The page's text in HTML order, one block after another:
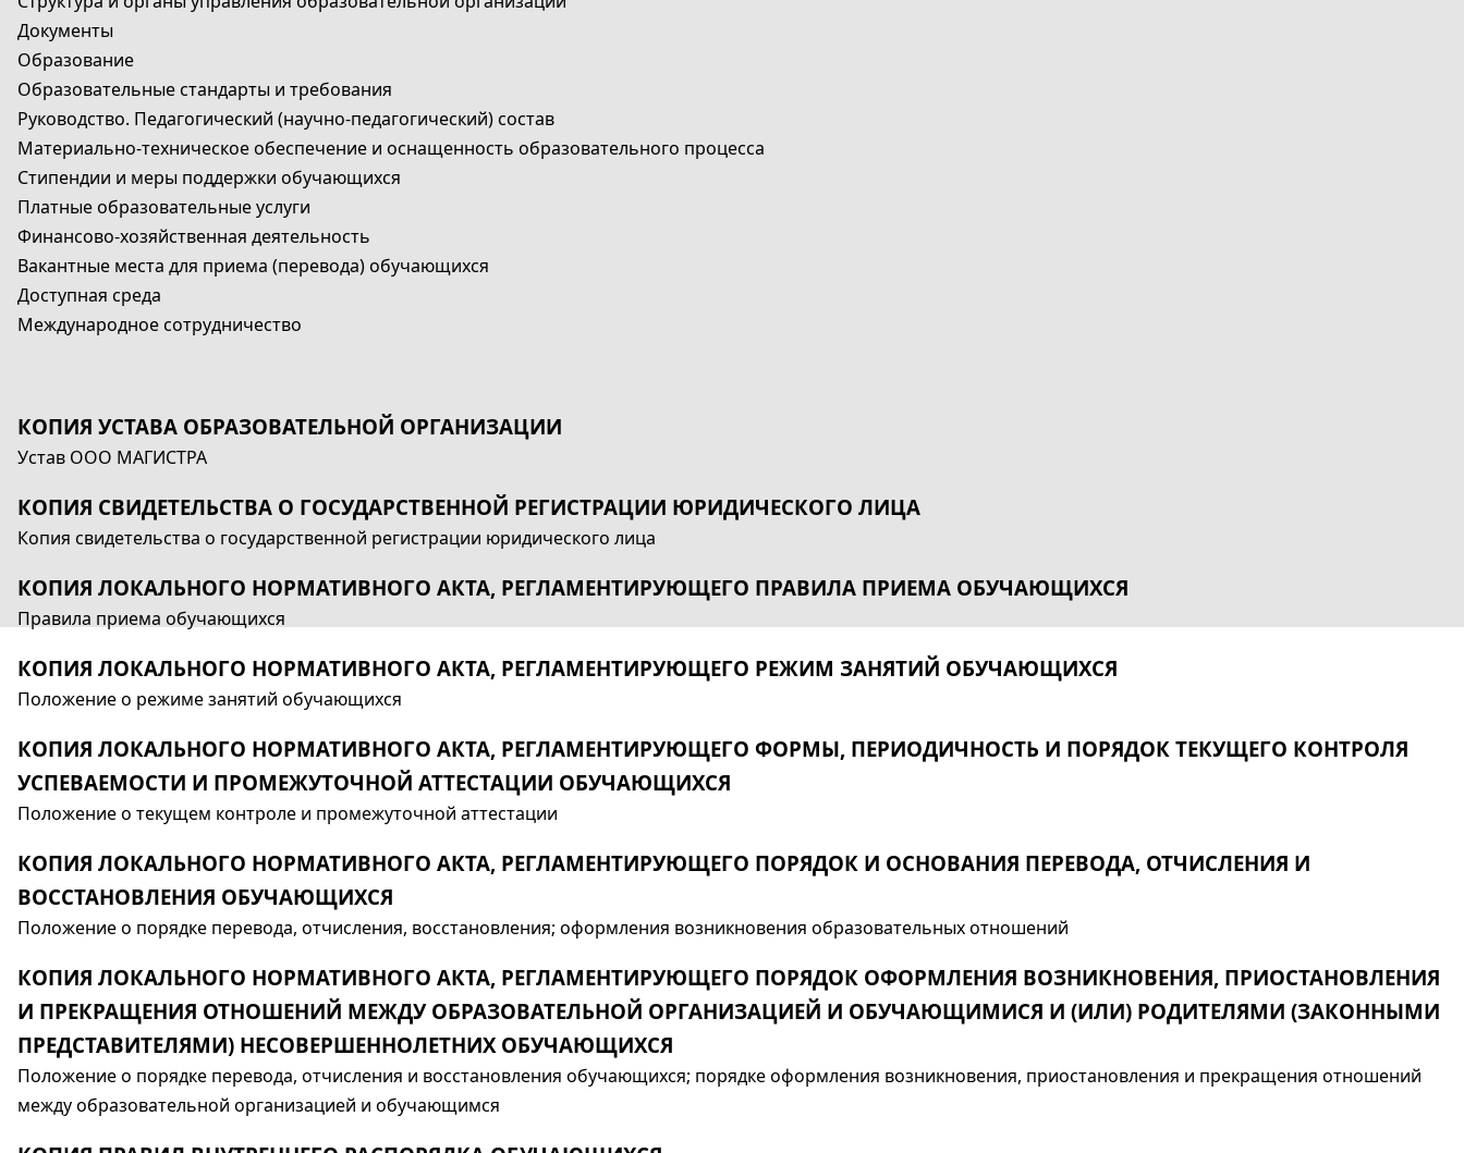
Документы
Образование
Образовательные стандарты и требования
Руководство. Педагогический (научно-педагогический) состав
Материально-техническое обеспечение и оснащенность образовательного процесса
Стипендии и меры поддержки обучающихся
Платные образовательные услуги
Финансово-хозяйственная деятельность
Вакантные места для приема (перевода) обучающихся
Доступная среда
Международное сотрудничество
КОПИЯ УСТАВА ОБРАЗОВАТЕЛЬНОЙ ОРГАНИЗАЦИИ
Устав ООО МАГИСТРА
КОПИЯ СВИДЕТЕЛЬСТВА О ГОСУДАРСТВЕННОЙ РЕГИСТРАЦИИ ЮРИДИЧЕСКОГО ЛИЦА
Копия свидетельства о государственной регистрации юридического лица
КОПИЯ ЛОКАЛЬНОГО НОРМАТИВНОГО АКТА, РЕГЛАМЕНТИРУЮЩЕГО ПРАВИЛА ПРИЕМА ОБУЧАЮЩИХСЯ
Правила приема обучающихся
КОПИЯ ЛОКАЛЬНОГО НОРМАТИВНОГО АКТА, РЕГЛАМЕНТИРУЮЩЕГО РЕЖИМ ЗАНЯТИЙ ОБУЧАЮЩИХСЯ
Положение о режиме занятий обучающихся
КОПИЯ ЛОКАЛЬНОГО НОРМАТИВНОГО АКТА, РЕГЛАМЕНТИРУЮЩЕГО ФОРМЫ, ПЕРИОДИЧНОСТЬ И ПОРЯДОК ТЕКУЩЕГО КОНТРОЛЯ
УСПЕВАЕМОСТИ И ПРОМЕЖУТОЧНОЙ АТТЕСТАЦИИ ОБУЧАЮЩИХСЯ
Положение о текущем контроле и промежуточной аттестации
КОПИЯ ЛОКАЛЬНОГО НОРМАТИВНОГО АКТА, РЕГЛАМЕНТИРУЮЩЕГО ПОРЯДОК И ОСНОВАНИЯ ПЕРЕВОДА, ОТЧИСЛЕНИЯ И
ВОССТАНОВЛЕНИЯ ОБУЧАЮЩИХСЯ
Положение о порядке перевода, отчисления, воcстановления; оформления возникновения образовательных отношений
КОПИЯ ЛОКАЛЬНОГО НОРМАТИВНОГО АКТА, РЕГЛАМЕНТИРУЮЩЕГО ПОРЯДОК ОФОРМЛЕНИЯ ВОЗНИКНОВЕНИЯ, ПРИОСТАНОВЛЕНИЯ
И ПРЕКРАЩЕНИЯ ОТНОШЕНИЙ МЕЖДУ ОБРАЗОВАТЕЛЬНОЙ ОРГАНИЗАЦИЕЙ И ОБУЧАЮЩИМИСЯ И (ИЛИ) РОДИТЕЛЯМИ (ЗАКОННЫМИ
ПРЕДСТАВИТЕЛЯМИ) НЕСОВЕРШЕННОЛЕТНИХ ОБУЧАЮЩИХСЯ
Положение о порядке перевода, отчисления и восстановления обучающихся; порядке оформления возникновения, приостановления и прекращения отношений
между образовательной организацией и обучающимся